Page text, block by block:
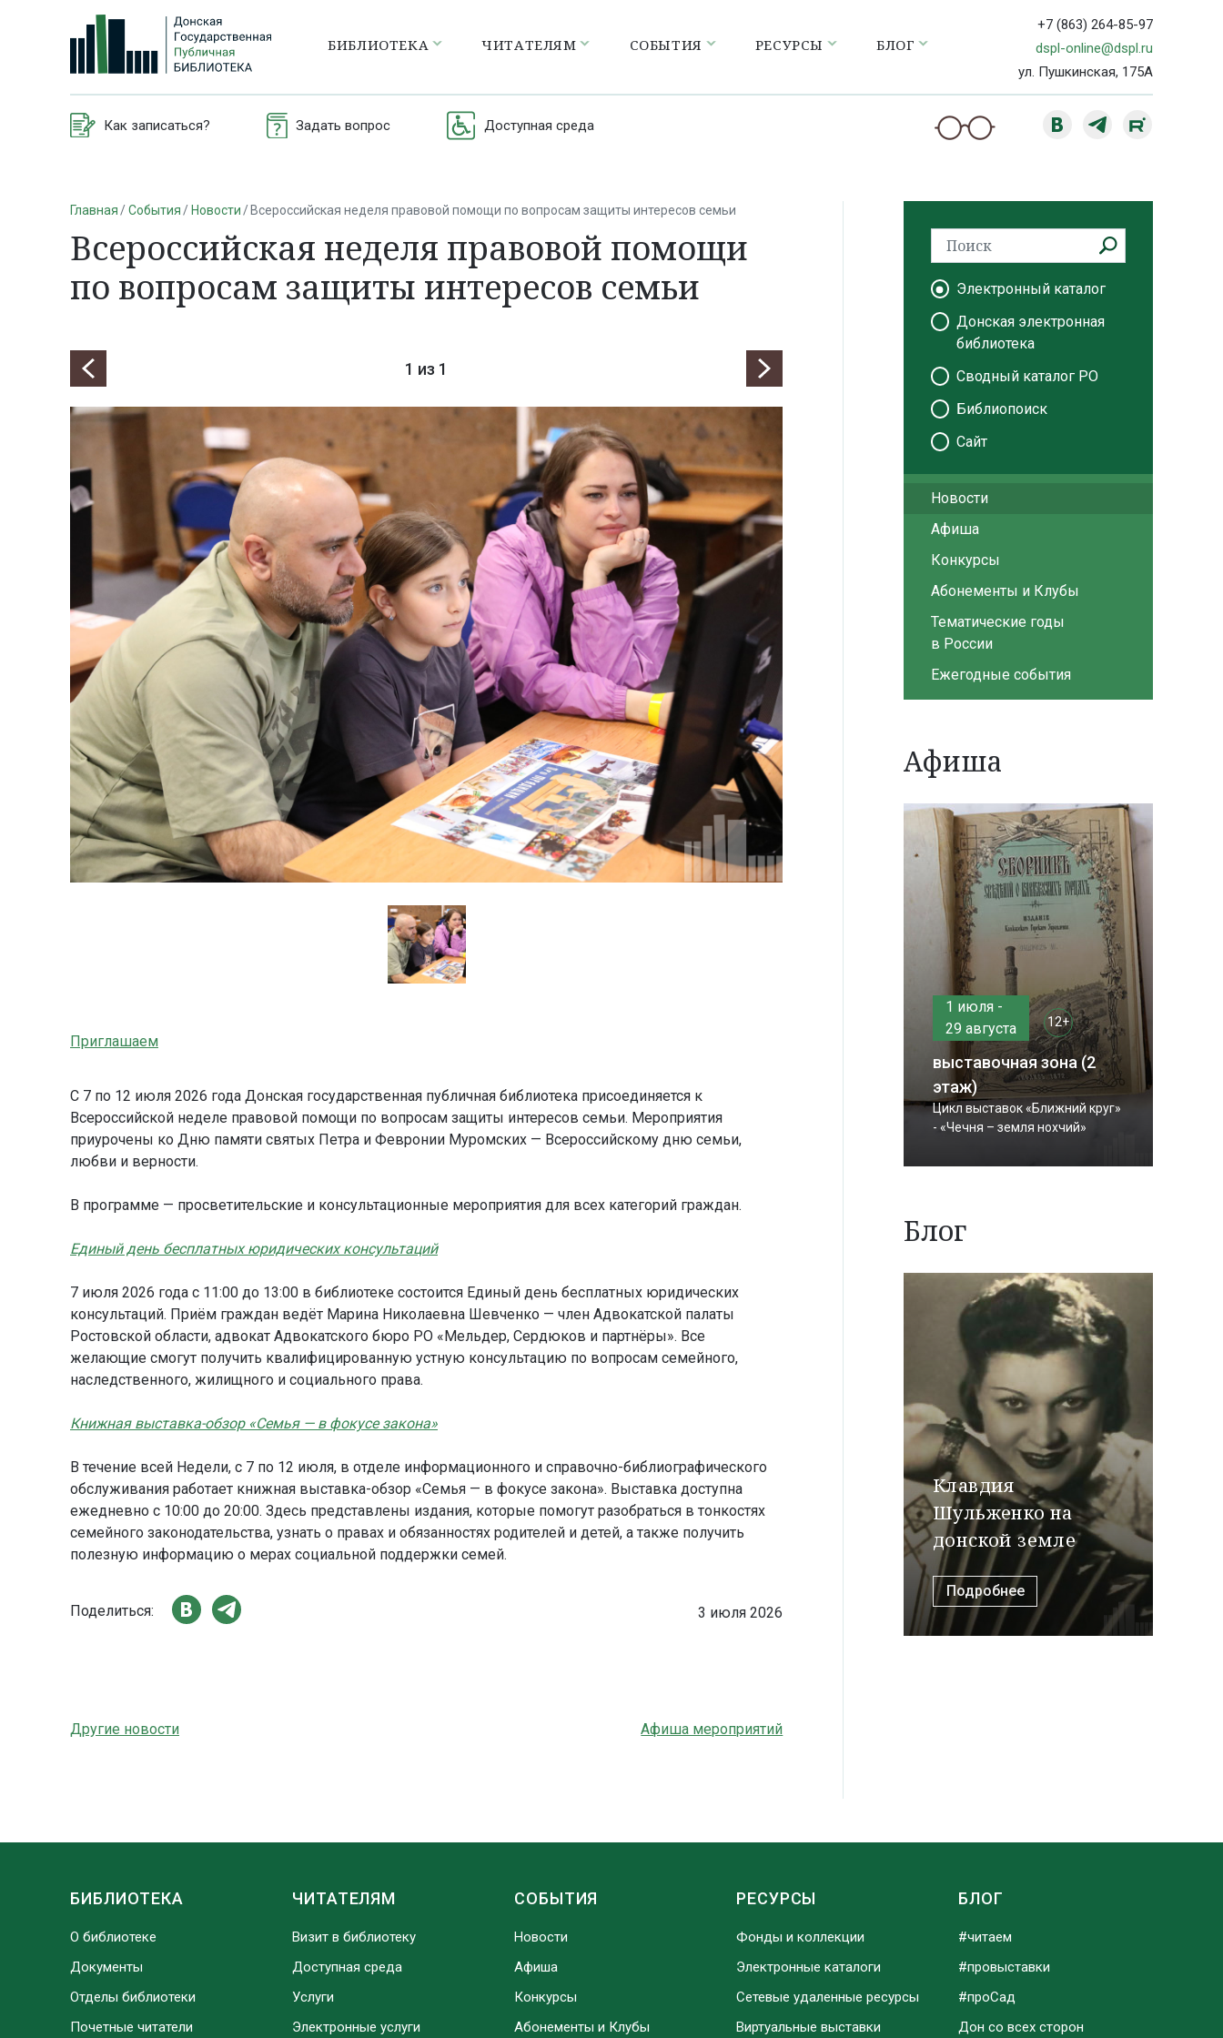
БИБЛИОТЕКА ЧИТАТЕЛЯМ СОБЫТИЯ РЕСУРСЫ БЛОГ
+7 (863) 264-85-97
dspl-online@dspl.ru
ул. Пушкинская, 175А
Как записаться? Задать вопрос Доступная среда
Главная События Новости Всероссийская неделя правовой помощи по вопросам защиты интересов семьи
Всероссийская неделя правовой помощи
по вопросам защиты интересов семьи
1 из 1
Приглашаем
С 7 по 12 июля 2026 года Донская государственная публичная библиотека присоединяется к
Всероссийской неделе правовой помощи по вопросам защиты интересов семьи. Мероприятия
приурочены ко Дню памяти святых Петра и Февронии Муромских — Всероссийскому дню семьи,
любви и верности.
В программе — просветительские и консультационные мероприятия для всех категорий граждан.
Единый день бесплатных юридических консультаций
7 июля 2026 года с 11:00 до 13:00 в библиотеке состоится Единый день бесплатных юридических
консультаций. Приём граждан ведёт Марина Николаевна Шевченко — член Адвокатской палаты
Ростовской области, адвокат Адвокатского бюро РО «Мельдер, Сердюков и партнёры». Все
желающие смогут получить квалифицированную устную консультацию по вопросам семейного,
наследственного, жилищного и социального права.
Книжная выставка-обзор «Семья — в фокусе закона»
В течение всей Недели, с 7 по 12 июля, в отделе информационного и справочно-библиографического
обслуживания работает книжная выставка-обзор «Семья — в фокусе закона». Выставка доступна
ежедневно с 10:00 до 20:00. Здесь представлены издания, которые помогут разобраться в тонкостях
семейного законодательства, узнать о правах и обязанностях родителей и детей, а также получить
полезную информацию о мерах социальной поддержки семей.
Поделиться: 3 июля 2026
Другие новости Афиша мероприятий
Электронный каталог
Донская электронная
библиотека
Сводный каталог РО
Библиопоиск
Сайт
Новости
Афиша
Конкурсы
Абонементы и Клубы
Тематические годы
в России
Ежегодные события
Афиша
1 июля -
29 августа
12+
выставочная зона (2
этаж)
Цикл выставок «Ближний круг»
- «Чечня – земля нохчий»
Блог
Клавдия
Шульженко на
донской земле
Подробнее
БИБЛИОТЕКА
О библиотеке
Документы
Отделы библиотеки
Почетные читатели
ЧИТАТЕЛЯМ
Визит в библиотеку
Доступная среда
Услуги
Электронные услуги
СОБЫТИЯ
Новости
Афиша
Конкурсы
Абонементы и Клубы
РЕСУРСЫ
Фонды и коллекции
Электронные каталоги
Сетевые удаленные ресурсы
Виртуальные выставки
БЛОГ
#читаем
#провыставки
#проСад
Дон со всех сторон